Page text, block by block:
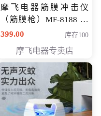
摩飞电器筋膜冲击仪
（筋膜枪）MF-8188 会
员专享价268元
399.00 库存100
摩飞电器专卖店